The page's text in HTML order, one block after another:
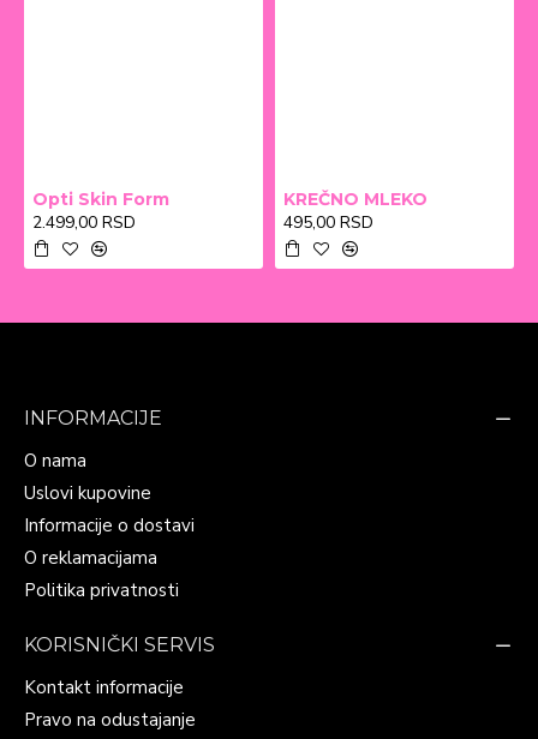
Opti Skin Form
2.499,00 RSD
KREČNO MLEKO
495,00 RSD
INFORMACIJE
O nama
Uslovi kupovine
Informacije o dostavi
O reklamacijama
Politika privatnosti
KORISNIČKI SERVIS
Kontakt informacije
Pravo na odustajanje